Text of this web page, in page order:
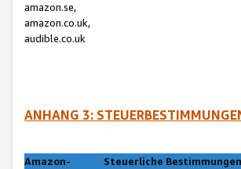
amazon.se,
amazon.co.uk,
audible.co.uk
ANHANG 3:
Amazon-
Steuerliche Bestimmungen